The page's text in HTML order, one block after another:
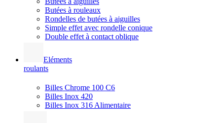
Butées à rouleaux
Rondelles de butées à aiguilles
Simple effet avec rondelle conique
Double effet à contact oblique
Eléments
roulants
Billes Chrome 100 C6
Billes Inox 420
Billes Inox 316 Alimentaire